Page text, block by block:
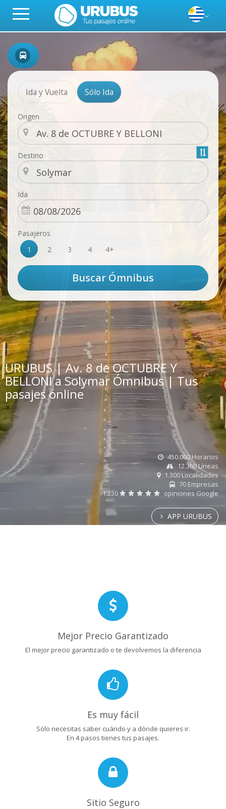
Ida y Vuelta Sólo Ida
Origen
Destino
Ida
Pasajeros
1
2 3 4 4+
URUBUS | Av. 8 de OCTUBRE Y
BELLONI a Solymar Ómnibus | Tus
pasajes online
450.000 Horarios
12.300 Líneas
1.300 Localidades
70 Empresas
1.230
opiniones Google
APP URUBUS
Mejor Precio Garantizado
El mejor precio garantizado o te devolvemos la diferencia
Es muy fácil
Sólo necesitas saber cuándo y a dónde quieres ir.
En 4 pasos tienes tus pasajes.
Sitio Seguro